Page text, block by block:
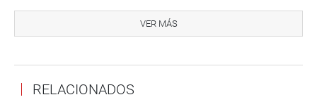
el informe con todos los puntos, toda vez que tenemos
plazo hasta el miércoles 12 que es la fecha final.
Dijo que no puede adelantar opinión sobre a quienes se
les ha encontrado responsabilidades.
VER MÁS
RELACIONADOS